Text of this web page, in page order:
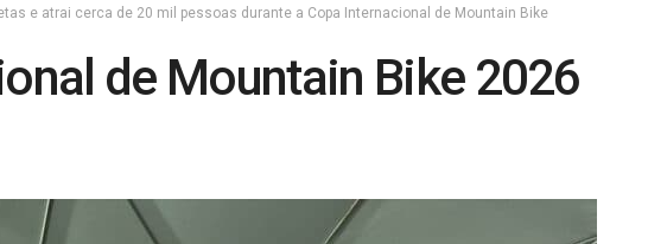
e atrai cerca de 20 mil pessoas durante a Copa Internacional de Mountain Bike
de Mountain Bike 2026